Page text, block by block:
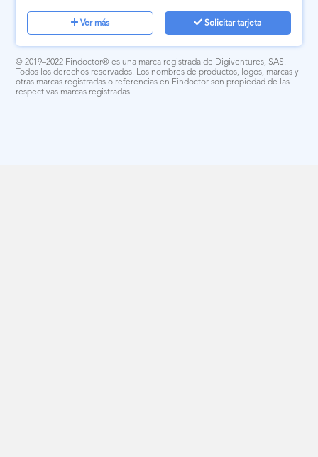
Ver más Solicitar tarjeta
© 2019–2022 Findoctor® es una marca registrada de Digiventures, SAS.
Todos los derechos reservados. Los nombres de productos, logos, marcas y
otras marcas registradas o referencias en Findoctor son propiedad de las
respectivas marcas registradas.